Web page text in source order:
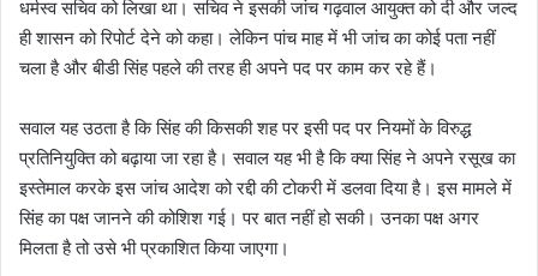
धर्मस्व सचिव को लिखा था। सचिव ने इसकी जांच गढ़वाल आयुक्त को दी और जल्द
ही शासन को रिपोर्ट देने को कहा। लेकिन पांच माह में भी जांच का कोई पता नहीं
चला है और बीडी सिंह पहले की तरह ही अपने पद पर काम कर रहे हैं।
सवाल यह उठता है कि सिंह की किसकी शह पर इसी पद पर नियमों के विरुद्ध
प्रतिनियुक्ति को बढ़ाया जा रहा है। सवाल यह भी है कि क्या सिंह ने अपने रसूख का
इस्तेमाल करके इस जांच आदेश को रद्दी की टोकरी में डलवा दिया है। इस मामले में
सिंह का पक्ष जानने की कोशिश गई। पर बात नहीं हो सकी। उनका पक्ष अगर
मिलता है तो उसे भी प्रकाशित किया जाएगा।